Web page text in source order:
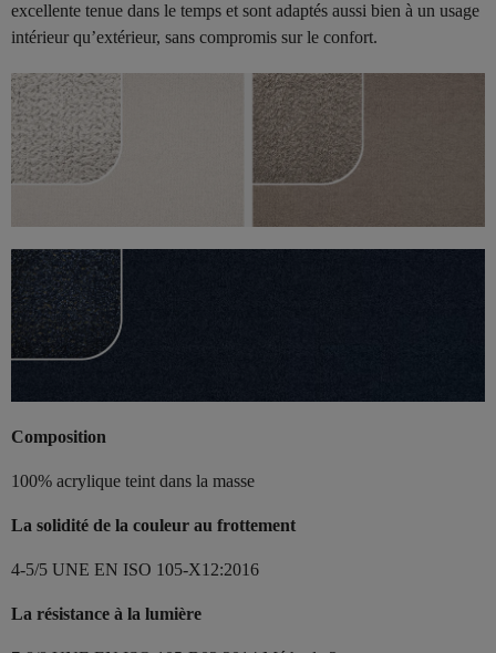
excellente tenue dans le temps et sont adaptés aussi bien à un usage
intérieur qu’extérieur, sans compromis sur le confort.
Composition
100% acrylique teint dans la masse
La solidité de la couleur au frottement
4-5/5 UNE EN ISO 105-X12:2016
La résistance à la lumière